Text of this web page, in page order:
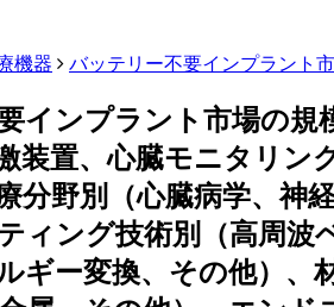
機器 バッテリー不要インプラント
インプラント市場の規
装置、心臓モニタリン
分野別（心臓病学、神
ィング技術別（高周波
ギー変換、その他）、